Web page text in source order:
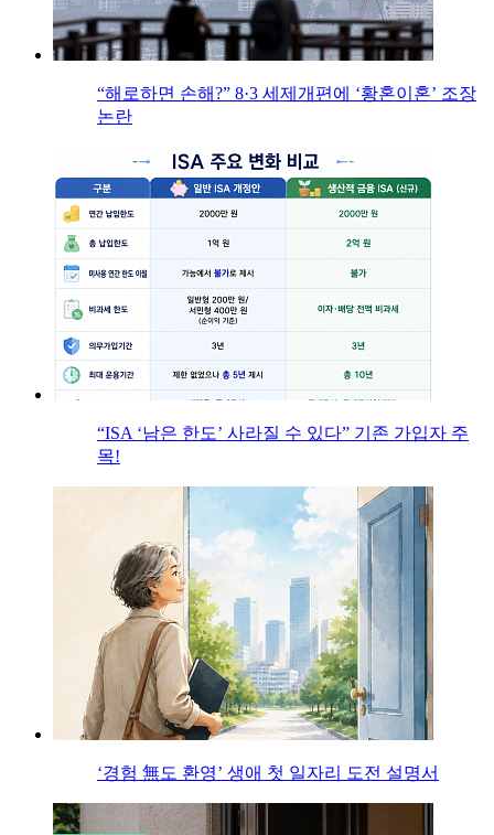
“해로하면 손해?” 8·3 세제개편에 ‘황혼이혼’ 조장
논란
“ISA ‘남은 한도’ 사라질 수 있다” 기존 가입자 주
목!
‘경험 無도 환영’ 생애 첫 일자리 도전 설명서